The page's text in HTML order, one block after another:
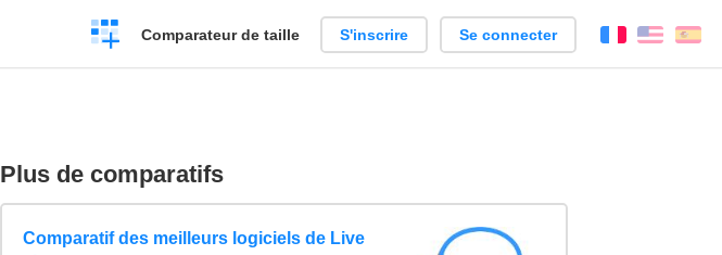
Créer
un
Comparateur de taille S'inscrire Se connecter FrançaisEnglish
Plus de comparatifs
Comparatif des meilleurs logiciels de Live